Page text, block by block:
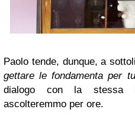
Paolo tende, dunque, a
gettare le fondamenta per
dialogo con la stessa
ascolteremmo per ore.